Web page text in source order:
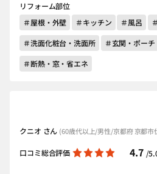
リフォーム部位
＃屋根・外壁
＃キッチン ＃風呂
＃洗面化粧台・洗面所
＃玄関・ポーチ
＃断熱・窓・省エネ
クニオ さん (60歳代以上/男性/京都府 京都市
口コミ総合評価 4.7 /